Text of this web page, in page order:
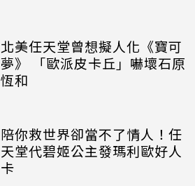
北美任天堂曾想擬人化《寶可
夢》 「歐派皮卡丘」嚇壞石原
恆和
陪你救世界卻當不了情人！任
天堂代碧姬公主發瑪利歐好人
卡